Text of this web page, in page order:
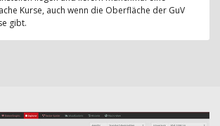
Kurse, auch wenn die Oberfläche der GuV
gibt.